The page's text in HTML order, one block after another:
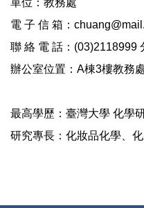
電 子 信 箱：
聯 絡 電 話：(03)2118999
辦公室位置：A棟3樓教務
最高學歷：臺灣大學 化學
研究專長：化妝品化學、